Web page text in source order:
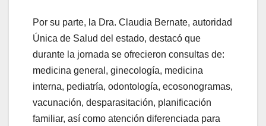
Por su parte, la Dra. Claudia Bernate, autoridad
Única de Salud del estado, destacó que
durante la jornada se ofrecieron consultas de:
medicina general, ginecología, medicina
interna, pediatría, odontología, ecosonogramas,
vacunación, desparasitación, planificación
familiar, así como atención diferenciada para